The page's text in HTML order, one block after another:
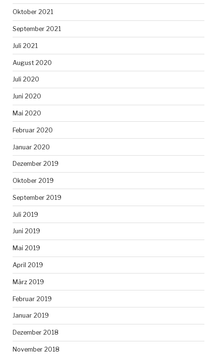
Oktober 2021
September 2021
Juli 2021
August 2020
Juli 2020
Juni 2020
Mai 2020
Februar 2020
Januar 2020
Dezember 2019
Oktober 2019
September 2019
Juli 2019
Juni 2019
Mai 2019
April 2019
März 2019
Februar 2019
Januar 2019
Dezember 2018
November 2018